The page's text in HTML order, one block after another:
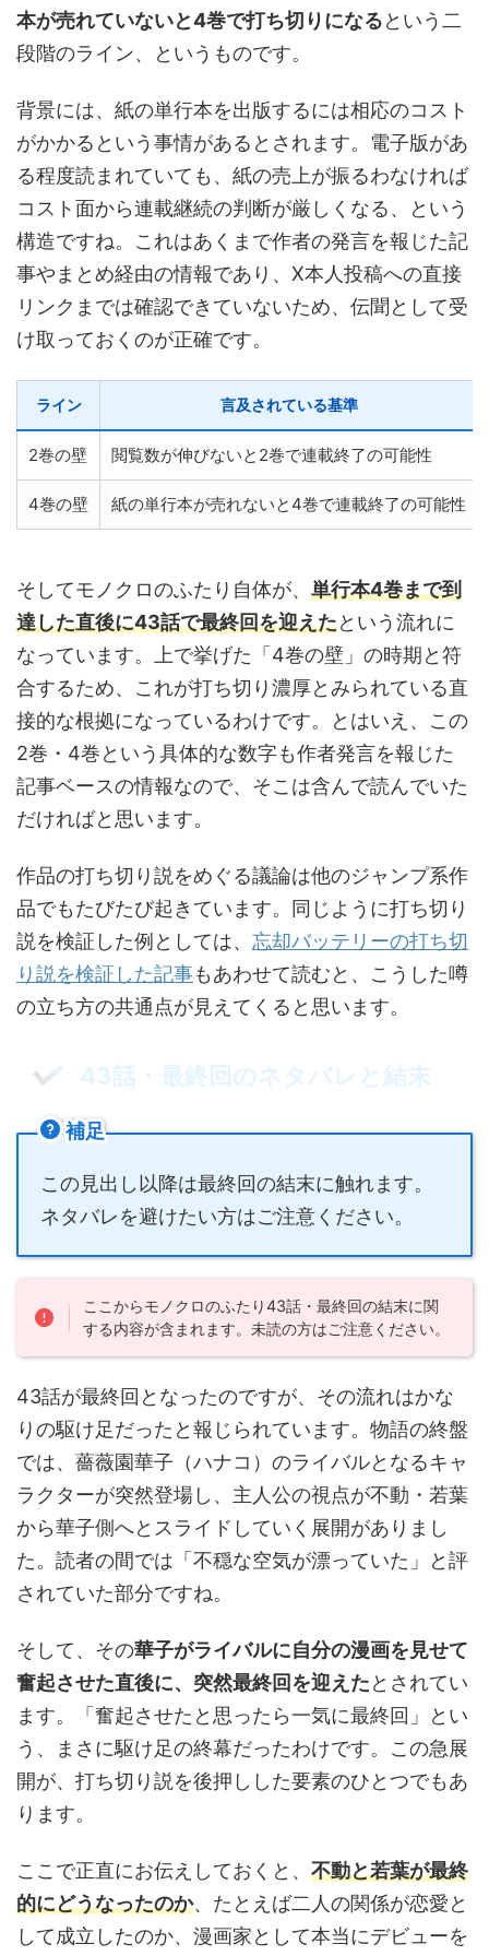
本が売れていないと4巻で打ち切りになるという二
段階のライン、というものです。
背景には、紙の単行本を出版するには相応のコスト
がかかるという事情があるとされます。電子版があ
る程度読まれていても、紙の売上が振るわなければ
コスト面から連載継続の判断が厳しくなる、という
構造ですね。これはあくまで作者の発言を報じた記
事やまとめ経由の情報であり、X本人投稿への直接
リンクまでは確認できていないため、伝聞として受
け取っておくのが正確です。
ライン 言及されている基準
2巻の壁 閲覧数が伸びないと2巻で連載終了の可能性
4巻の壁 紙の単行本が売れないと4巻で連載終了の可能性
そしてモノクロのふたり自体が、 単行本4巻まで到
達した直後に43話で最終回を迎えたという流れに
なっています。上で挙げた「4巻の壁」の時期と符
合するため、これが打ち切り濃厚とみられている直
接的な根拠になっているわけです。とはいえ、この
2巻・4巻という具体的な数字も作者発言を報じた
記事ベースの情報なので、そこは含んで読んでいた
だければと思います。
作品の打ち切り説をめぐる議論は他のジャンプ系作
品でもたびたび起きています。同じように打ち切り
説を検証した例としては、 忘却バッテリーの打ち切
り説を検証した記事もあわせて読むと、こうした噂
の立ち方の共通点が見えてくると思います。
43話・最終回のネタバレと結末
補足
この見出し以降は最終回の結末に触れます。
ネタバレを避けたい方はご注意ください。
ここからモノクロのふたり43話・最終回の結末に関
する内容が含まれます。未読の方はご注意ください。
43話が最終回となったのですが、その流れはかな
りの駆け足だったと報じられています。物語の終盤
では、薔薇園華子（ハナコ）のライバルとなるキャ
ラクターが突然登場し、主人公の視点が不動・若葉
から華子側へとスライドしていく展開がありまし
た。読者の間では「不穏な空気が漂っていた」と評
されていた部分ですね。
そして、その華子がライバルに自分の漫画を見せて
奮起させた直後に、突然最終回を迎えたとされてい
ます。「奮起させたと思ったら一気に最終回」とい
う、まさに駆け足の終幕だったわけです。この急展
開が、打ち切り説を後押しした要素のひとつでもあ
ります。
ここで正直にお伝えしておくと、 不動と若葉が最終
的にどうなったのか、たとえば二人の関係が恋愛と
して成立したのか、漫画家として本当にデビューを